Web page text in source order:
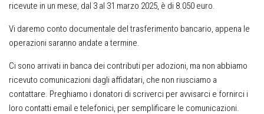
ricevute in un mese, dal 3 al 31 marzo 2025, è di 8.050 euro.
Vi daremo conto documentale del trasferimento bancario, appena le
operazioni saranno andate a termine.
Ci sono arrivati in banca dei contributi per adozioni, ma non abbiamo
ricevuto comunicazioni dagli affidatari, che non riusciamo a
contattare. Preghiamo i donatori di scriverci per avvisarci e fornirci i
loro contatti email e telefonici, per semplificare le comunicazioni.